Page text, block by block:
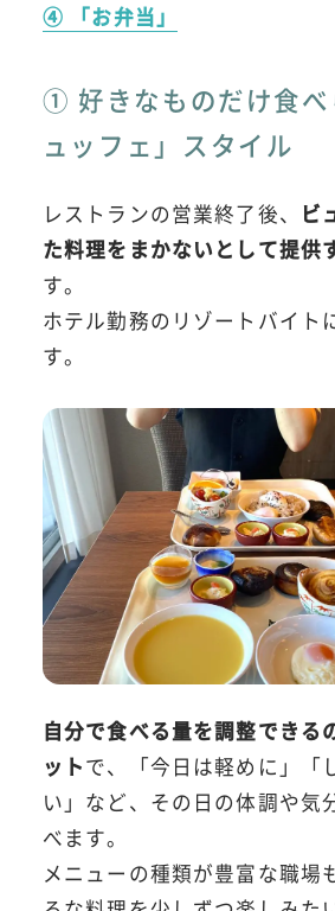
④ 「お弁当」
① 好きなものだけ食べ
ュッフェ」スタイル
レストランの営業終了後、
ビ
た料理をまかないとして提供
す。
ホテル勤務のリゾートバイト
す。
自分で食べる量を調整できる
ットで、「今日は軽めに」「
い」など、その日の体調や気
べます。
メニューの種類が豊富な職場